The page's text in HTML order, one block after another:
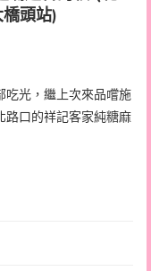
頭站)
吃光，繼上次來品嚐施
路口的祥記客家純糖麻